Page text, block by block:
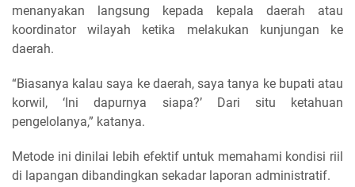
menanyakan langsung kepada kepala daerah atau
koordinator wilayah ketika melakukan kunjungan ke
daerah.
“Biasanya kalau saya ke daerah, saya tanya ke bupati atau
korwil, ‘Ini dapurnya siapa?’ Dari situ ketahuan
pengelolanya,” katanya.
Metode ini dinilai lebih efektif untuk memahami kondisi riil
di lapangan dibandingkan sekadar laporan administratif.